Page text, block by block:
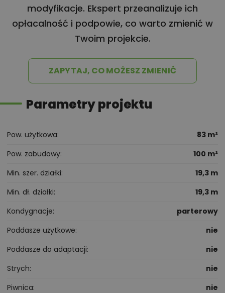
modyfikacje. Ekspert przeanalizuje ich
opłacalność i podpowie, co warto zmienić w
Twoim projekcie.
ZAPYTAJ, CO MOŻESZ ZMIENIĆ
Parametry projektu
Pow. użytkowa
83 m²
Pow. zabudowy
100 m²
Min. szer. działki
19,3 m
Min. dł. działki
19,3 m
Kondygnacje
parterowy
Poddasze użytkowe
nie
Poddasze do adaptacji
nie
Strych
nie
Piwnica
nie